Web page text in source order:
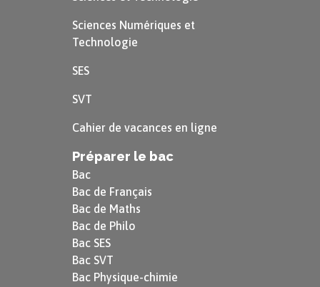
Sciences Numériques et
Technologie
SES
SVT
Cahier de vacances en ligne
Préparer le bac
Bac
Bac de Français
Bac de Maths
Bac de Philo
Bac SES
Bac SVT
Bac Physique-chimie